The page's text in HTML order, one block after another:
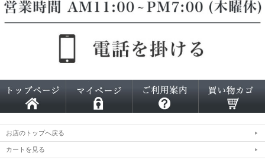
お店のトップへ戻る
カートを見る